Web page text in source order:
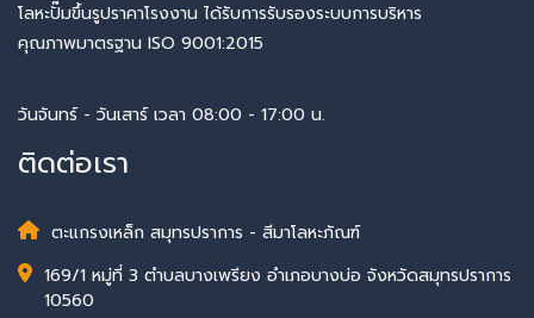
โลหะปั๊มขึ้นรูปราคาโรงงาน ได้รับการรับรองระบบการบริหาร
คุณภาพมาตรฐาน ISO 9001:2015
วันจันทร์ - วันเสาร์ เวลา 08:00 - 17:00 น.
ติดต่อเรา
ตะแกรงเหล็ก สมุทรปราการ - สีมาโลหะภัณฑ์
169/1 หมู่ที่ 3 ตำบลบางเพรียง อำเภอบางบ่อ จังหวัดสมุทรปราการ
10560